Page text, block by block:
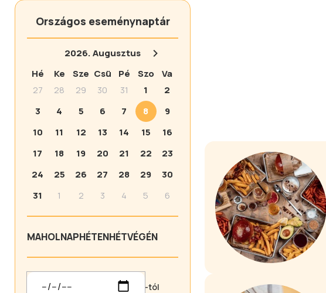
Országos eseménynaptár
2026.Augusztus
Hé
Ke Sze Csü Pé Szo
Va
27
28 29 30 31 1
2
3
4 5 6 7 8
9
10
11 12 13 14 15
16
17
18 19 20 21 22
23
24
25 26 27 28 29
30
31
1 2 3 4 5 6
MAHOLNAPHÉTENHÉTVÉGÉN
-tól